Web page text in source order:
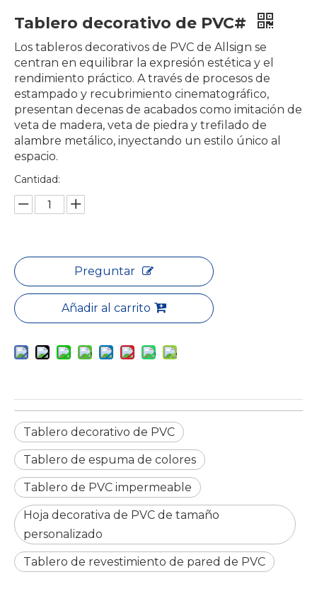
Tablero decorativo de PVC#
Los tableros decorativos de PVC de Allsign se
centran en equilibrar la expresión estética y el
rendimiento práctico. A través de procesos de
estampado y recubrimiento cinematográfico,
presentan decenas de acabados como imitación de
veta de madera, veta de piedra y trefilado de
alambre metálico, inyectando un estilo único al
espacio.
Cantidad:
Preguntar
Añadir al carrito
Tablero decorativo de PVC
Tablero de espuma de colores
Tablero de PVC impermeable
Hoja decorativa de PVC de tamaño
personalizado
Tablero de revestimiento de pared de PVC